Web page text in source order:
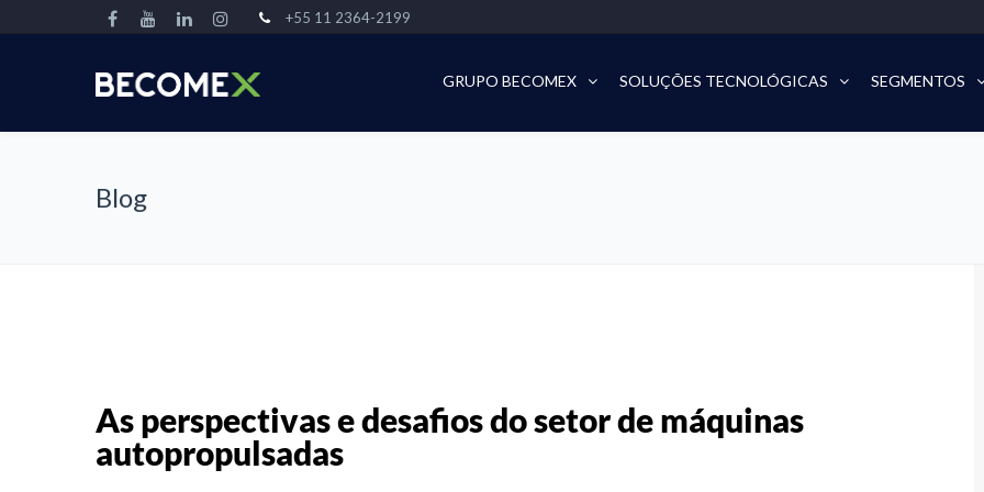
+55 11 2364-2199
GRUPO BECOMEX SOLUÇÕES TECNOLÓGICAS SEGMENTOS
Blog
As perspectivas e desafios do setor de máquinas
autopropulsadas